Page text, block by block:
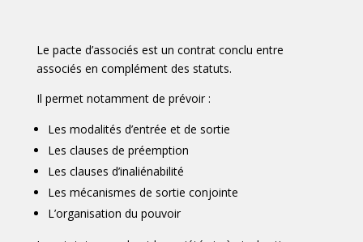
Le pacte d’associés est un contrat conclu entre
associés en complément des statuts.
Il permet notamment de prévoir :
Les modalités d’entrée et de sortie
Les clauses de préemption
Les clauses d’inaliénabilité
Les mécanismes de sortie conjointe
L’organisation du pouvoir